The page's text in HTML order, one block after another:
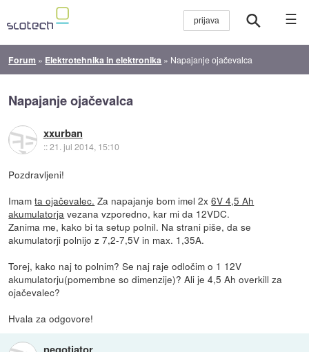
☰
Forum » Elektrotehnika in elektronika » Napajanje ojačevalca
Napajanje ojačevalca
xxurban
::21. jul 2014, 15:10
Pozdravljeni!
Imamta ojačevalec. Za napajanje bom imel 2x6V 4,5 Ah
akumulatorja vezana vzporedno, kar mi da 12VDC.
Zanima me, kako bi ta setup polnil. Na strani piše, da se
akumulatorji polnijo z 7,2-7,5V in max. 1,35A.
Torej, kako naj to polnim? Se naj raje odločim o 1 12V
akumulatorju(pomembne so dimenzije)? Ali je 4,5 Ah overkill za
ojačevalec?
Hvala za odgovore!